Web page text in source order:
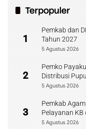
Terpopuler
1
Pemkab dan
Tahun 2027
5 Agustus 2026
2
Pemko
Distribusi
5 Agustus 2026
3
Pemkab
Pelayanan KB
5 Agustus 2026